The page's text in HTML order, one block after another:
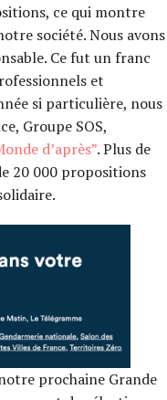
ce qui montre
société. Nous avons
Ce fut un franc
et
si particulière, nous
Groupe SOS,
d’après”. Plus de
20 000 propositions
prochaine Grande